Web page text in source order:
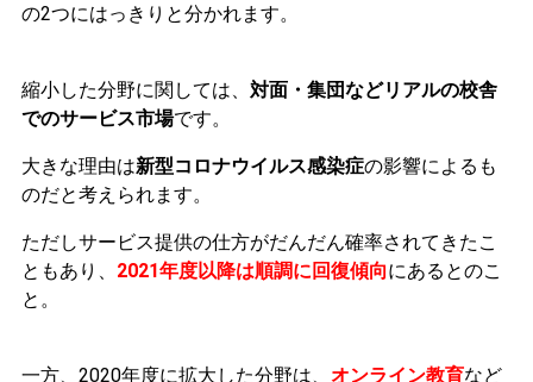
の2つにはっきりと分かれます。
縮小した分野に関しては、 対面・集団などリアルの校舎
でのサービス市場です。
大きな理由は新型コロナウイルス感染症の影響によるも
のだと考えられます。
ただしサービス提供の仕方がだんだん確率されてきたこ
ともあり、 2021年度以降は順調に回復傾向にあるとのこ
と。
一方、2020年度に拡大した分野は、 オンライン教育など